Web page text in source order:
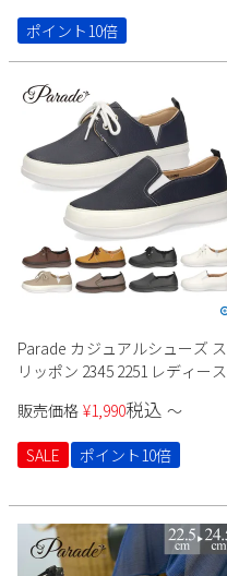
ポイント10倍
Parade カジュアルシューズ ス
リッポン 2345 2251 レディース
販売価格 ¥1,990税込 〜
SALE ポイント10倍